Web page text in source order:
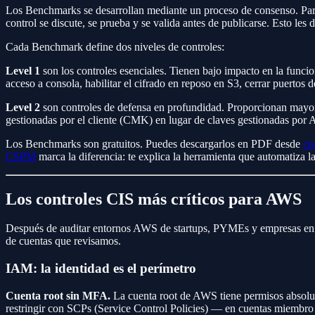
Los Benchmarks se desarrollan mediante un proceso de consenso.
control se discute, se prueba y se valida antes de publicarse. Esto
Cada Benchmark define dos niveles de controles:
Level 1 son los controles esenciales. Tienen bajo impacto en la
acceso a consola, habilitar el cifrado en reposo en S3, cerrar puertos
Level 2 son controles de defensa en profundidad. Proporcionan
gestionadas por el cliente (CMK) en lugar de claves gestionadas
Los Benchmarks son gratuitos. Puedes descargarlos en PDF desde
CSPM marca la diferencia: te explica la herramienta que
Los controles CIS más críticos para AWS
Después de auditar entornos AWS de startups, PYMEs y empresas
de cuentas que revisamos.
IAM: la identidad es el perímetro
Cuenta root sin MFA. La cuenta root de AWS tiene permisos
restringir con SCPs (Service Control Policies) — en cuentas